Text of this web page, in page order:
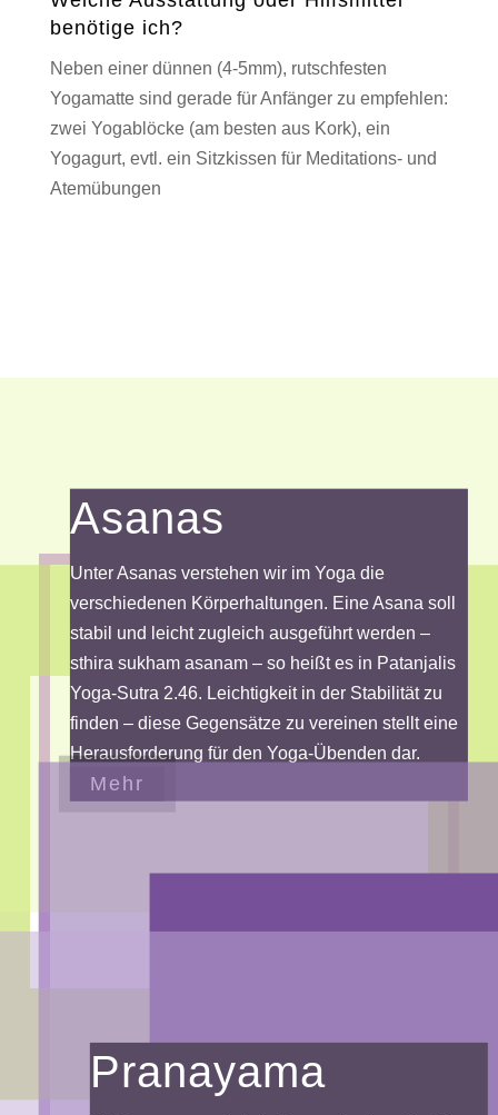
benötige ich?
Neben einer dünnen (4-5mm), rutschfesten
Yogamatte sind gerade für Anfänger zu empfehlen:
zwei Yogablöcke (am besten aus Kork), ein
Yogagurt, evtl. ein Sitzkissen für Meditations- und
Atemübungen
Asanas
Unter Asanas verstehen wir im Yoga die
verschiedenen Körperhaltungen. Eine Asana soll
stabil und leicht zugleich ausgeführt werden –
sthira sukham asanam – so heißt es in Patanjalis
Yoga-Sutra 2.46. Leichtigkeit in der Stabilität zu
finden – diese Gegensätze zu vereinen stellt eine
Herausforderung für den Yoga-Übenden dar.
Mehr
Pranayama